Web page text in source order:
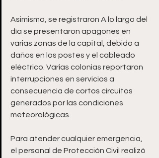
Asimismo, se registraron A lo largo del
día se presentaron apagones en
varias zonas de la capital, debido a
daños en los postes y el cableado
eléctrico. Varias colonias reportaron
interrupciones en servicios a
consecuencia de cortos circuitos
generados por las condiciones
meteorológicas.
Para atender cualquier emergencia,
el personal de Protección Civil realizó